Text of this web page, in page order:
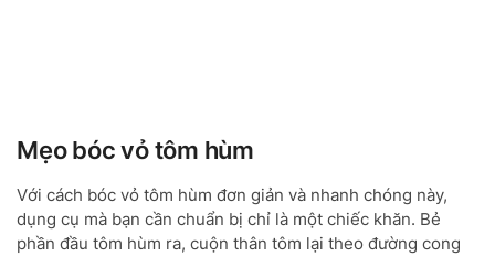
Mẹo bóc vỏ tôm hùm
Với cách bóc vỏ tôm hùm đơn giản và nhanh chóng này,
dụng cụ mà bạn cần chuẩn bị chỉ là một chiếc khăn. Bẻ
phần đầu tôm hùm ra, cuộn thân tôm lại theo đường cong